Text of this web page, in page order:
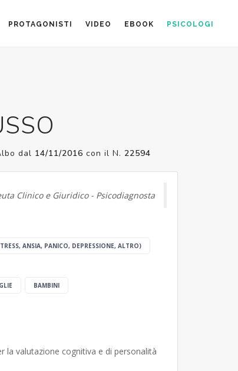
PROTAGONISTI VIDEO EBOOK PSICOLOGI
dal 14/11/2016 con il N. 22594
Clinico e Giuridico - Psicodiagnosta
ANSIA, PANICO, DEPRESSIONE, ALTRO)
BAMBINI
la valutazione cognitiva e di personalità